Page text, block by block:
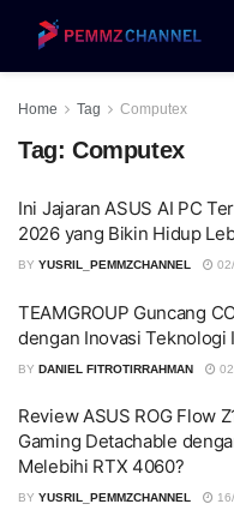
Home Tag Computex
Tag: Computex
Ini Jajaran ASUS AI PC
2026 yang Bikin Hidup
BY YUSRIL_PEMMZCHANNEL
TEAMGROUP Guncang
dengan Inovasi Teknologi
BY DANIEL FITROTIRRAHMAN
Review ASUS ROG Flow
Gaming Detachable
Melebihi RTX 4060?
BY YUSRIL_PEMMZCHANNEL